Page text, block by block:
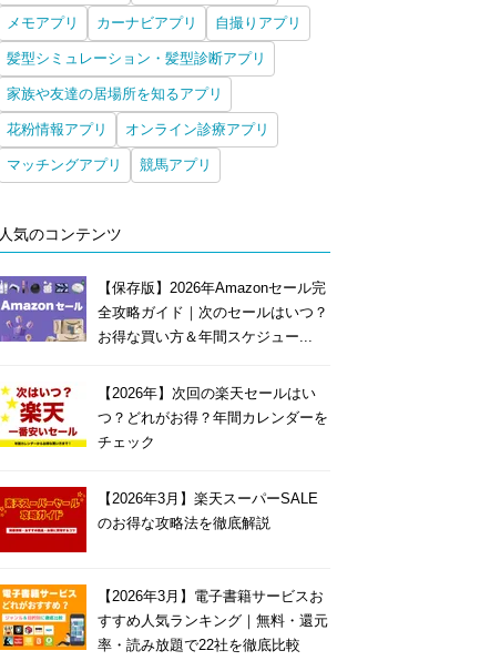
メモアプリ カーナビアプリ 自撮りアプリ
髪型シミュレーション・髪型診断アプリ
家族や友達の居場所を知るアプリ
花粉情報アプリ オンライン診療アプリ
マッチングアプリ 競馬アプリ
人気のコンテンツ
【保存版】2026年Amazonセール完
全攻略ガイド｜次のセールはいつ？
お得な買い方＆年間スケジュー...
【2026年】次回の楽天セールはい
つ？どれがお得？年間カレンダーを
チェック
【2026年3月】楽天スーパーSALE
のお得な攻略法を徹底解説
【2026年3月】電子書籍サービスお
すすめ人気ランキング｜無料・還元
率・読み放題で22社を徹底比較